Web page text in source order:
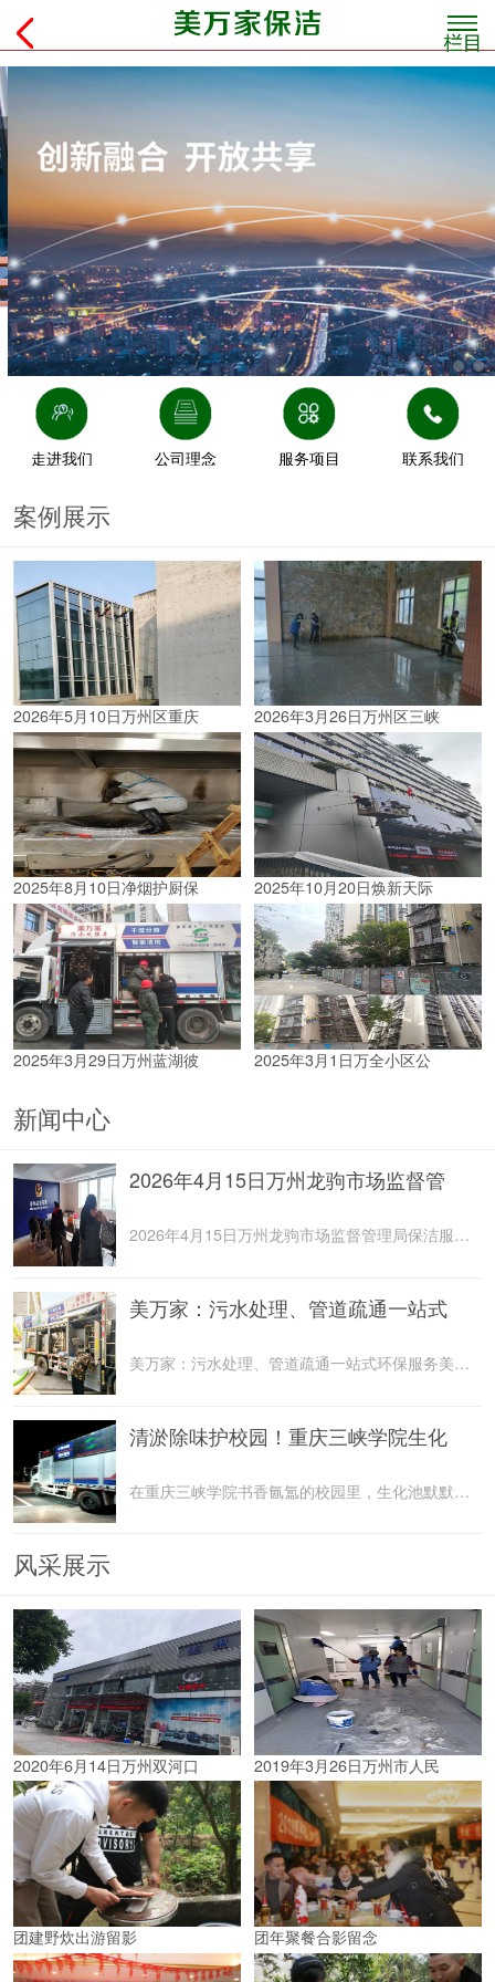
走进我们 公司理念 服务项目 联系我们
案例展示
2026年5月10日万州区重庆 2026年3月26日万州区三峡
2025年8月10日净烟护厨保 2025年10月20日焕新天际
2025年3月29日万州蓝湖彼 2025年3月1日万全小区公
新闻中心
2026年4月15日万州龙驹市场监督管
2026年4月15日万州龙驹市场监督管理局保洁服务由重庆美
美万家：污水处理、管道疏通一站式
美万家：污水处理、管道疏通一站式环保服务美万家公司，
清淤除味护校园！重庆三峡学院生化
在重庆三峡学院书香氤氲的校园里，生化池默默承载着污水
风采展示
2020年6月14日万州双河口 2019年3月26日万州市人民
团建野炊出游留影 团年聚餐合影留念